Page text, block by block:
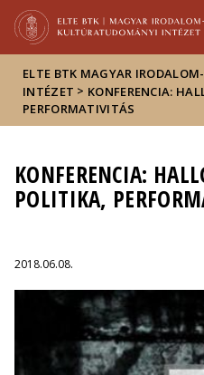
ELTE BTK MAGYAR
INTÉZET > KONFERENCIA:
PERFORMATIVITÁS
KONFERENCIA:
POLITIKA,
2018.06.08.